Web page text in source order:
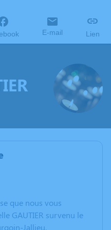
E-mail Lien
que nous vous
GAUTIER survenu le
Jallieu.